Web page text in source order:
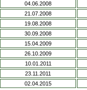
04.06.2008
21.07.2008
19.08.2008
30.09.2008
15.04.2009
26.10.2009
10.01.2011
23.11.2011
02.04.2015